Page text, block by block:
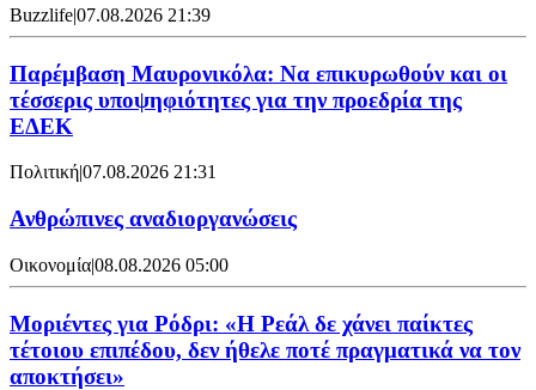
Buzzlife|07.08.2026 21:39
Παρέμβαση Μαυρονικόλα: Να επικυρωθούν και οι
τέσσερις υποψηφιότητες για την προεδρία της
ΕΔΕΚ
Πολιτική|07.08.2026 21:31
Ανθρώπινες αναδιοργανώσεις
Οικονομία|08.08.2026 05:00
Μοριέντες για Ρόδρι: «Η Ρεάλ δε χάνει παίκτες
τέτοιου επιπέδου, δεν ήθελε ποτέ πραγματικά να τον
αποκτήσει»